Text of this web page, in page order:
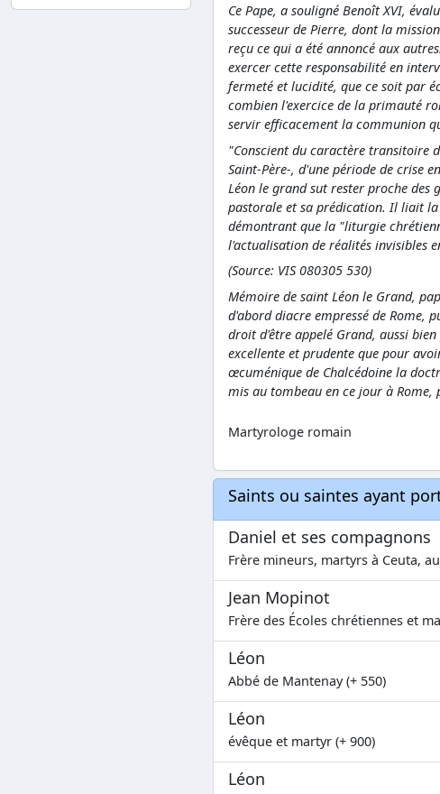
Ce Pape, a souligné Benoît XVI,
successeur de Pierre, dont la
reçu ce qui a été annoncé aux
exercer cette responsabilité en
fermeté et lucidité, que ce soit par
combien l'exercice de la primauté
servir efficacement la communion
"Conscient du caractère transitoire
Saint-Père-, d'une période de crise
Léon le grand sut rester proche des
pastorale et sa prédication. Il liait
démontrant que la "liturgie
l'actualisation de réalités invisibles
(Source: VIS 080305 530)
Mémoire de saint Léon le Grand,
d'abord diacre empressé de Rome,
droit d'être appelé Grand, aussi
excellente et prudente que pour
œcuménique de Chalcédoine la
mis au tombeau en ce jour à Rome,
Martyrologe romain
Saints ou saintes ayant
Daniel et ses compagnons
Frère mineurs, martyrs à Ceuta,
Jean Mopinot
Frère des Écoles chrétiennes et
Léon
Abbé de Mantenay (+ 550)
Léon
évêque et martyr (+ 900)
Léon